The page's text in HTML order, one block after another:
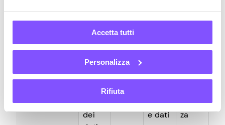
Accetta tutti
Personalizza
Rifiuta
Tipi di
gener
azion
e,
zione
e
riscrit
tura
dei
retrib
uiti
scritt
trascr
a ed
razion
e dati
serviz
clienti
lavoro
distan
za